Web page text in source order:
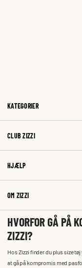
KATEGORIER
CLUB ZIZZI
HJÆLP
OM ZIZZI
HVORFOR GÅ PÅ
ZIZZI?
Hos Zizzi finder du plus size
at gå på kompromis med